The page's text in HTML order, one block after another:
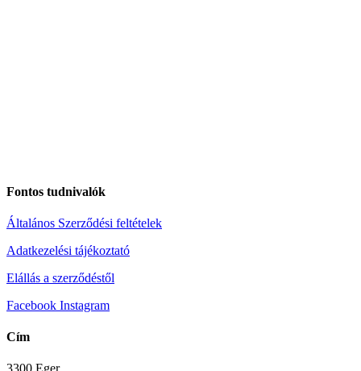
Fontos tudnivalók
Általános Szerződési feltételek
Adatkezelési tájékoztató
Elállás a szerződéstől
Facebook Instagram
Cím